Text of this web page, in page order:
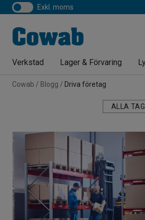
exkl. moms
Verkstad Lager & Förvaring
Cowab Blogg Driva företag
ALLA